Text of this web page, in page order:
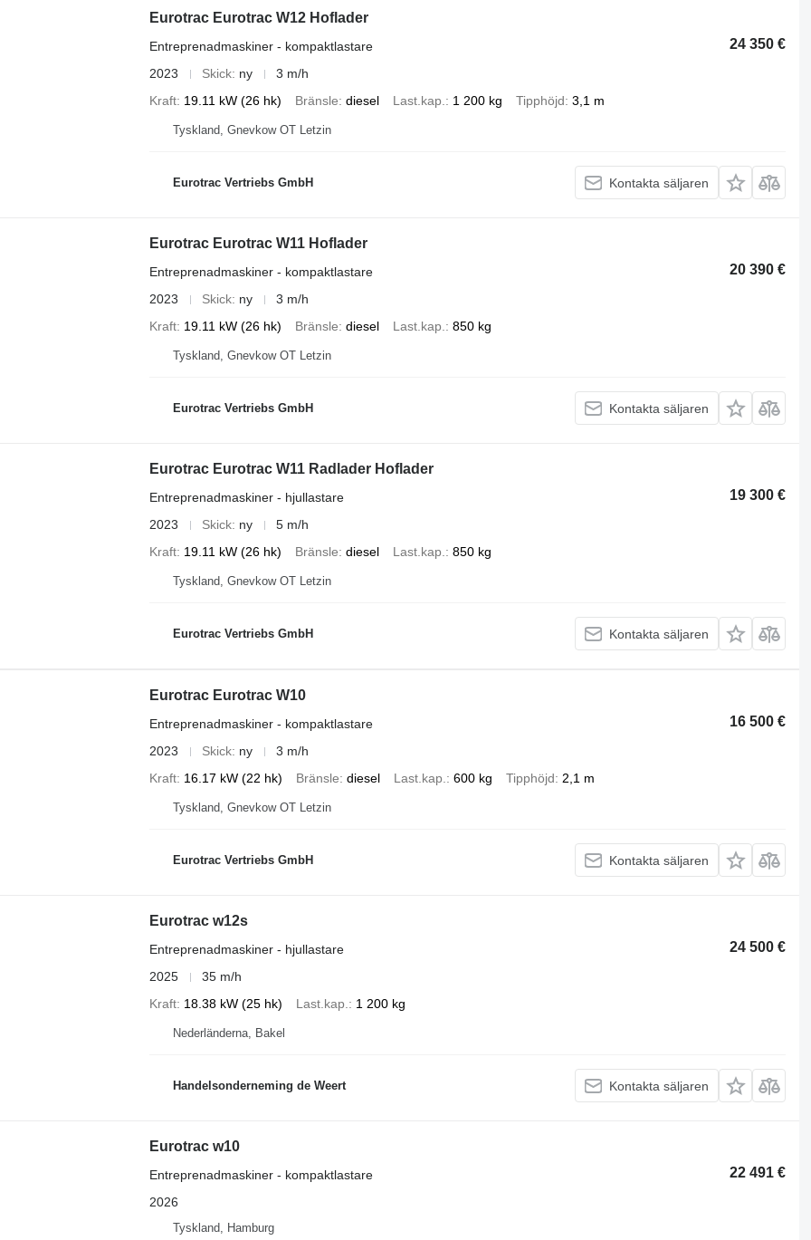
Eurotrac Eurotrac W12 Hoflader
24 350 €
Entreprenadmaskiner - kompaktlastare
2023
Skick ny
3 m/h
Kraft 19.11 kW (26 hk) Bränsle diesel Last.kap. 1 200 kg Tipphöjd 3,1 m
Tyskland, Gnevkow OT Letzin
Eurotrac Vertriebs GmbH Kontakta säljaren
Eurotrac Eurotrac W11 Hoflader
20 390 €
Entreprenadmaskiner - kompaktlastare
2023
Skick ny
3 m/h
Kraft 19.11 kW (26 hk) Bränsle diesel Last.kap. 850 kg
Tyskland, Gnevkow OT Letzin
Eurotrac Vertriebs GmbH Kontakta säljaren
Eurotrac Eurotrac W11 Radlader Hoflader
19 300 €
Entreprenadmaskiner - hjullastare
2023
Skick ny
5 m/h
Kraft 19.11 kW (26 hk) Bränsle diesel Last.kap. 850 kg
Tyskland, Gnevkow OT Letzin
Eurotrac Vertriebs GmbH Kontakta säljaren
Eurotrac Eurotrac W10
16 500 €
Entreprenadmaskiner - kompaktlastare
2023
Skick ny
3 m/h
Kraft 16.17 kW (22 hk) Bränsle diesel Last.kap. 600 kg Tipphöjd 2,1 m
Tyskland, Gnevkow OT Letzin
Eurotrac Vertriebs GmbH Kontakta säljaren
Eurotrac w12s
24 500 €
Entreprenadmaskiner - hjullastare
2025
35 m/h
Kraft 18.38 kW (25 hk) Last.kap. 1 200 kg
Nederländerna, Bakel
Handelsonderneming de Weert Kontakta säljaren
Eurotrac w10
22 491 €
Entreprenadmaskiner - kompaktlastare
2026
Tyskland, Hamburg